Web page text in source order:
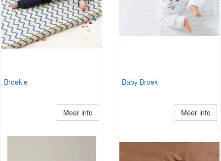
Broekje
Meer info
Baby Broek
Meer info